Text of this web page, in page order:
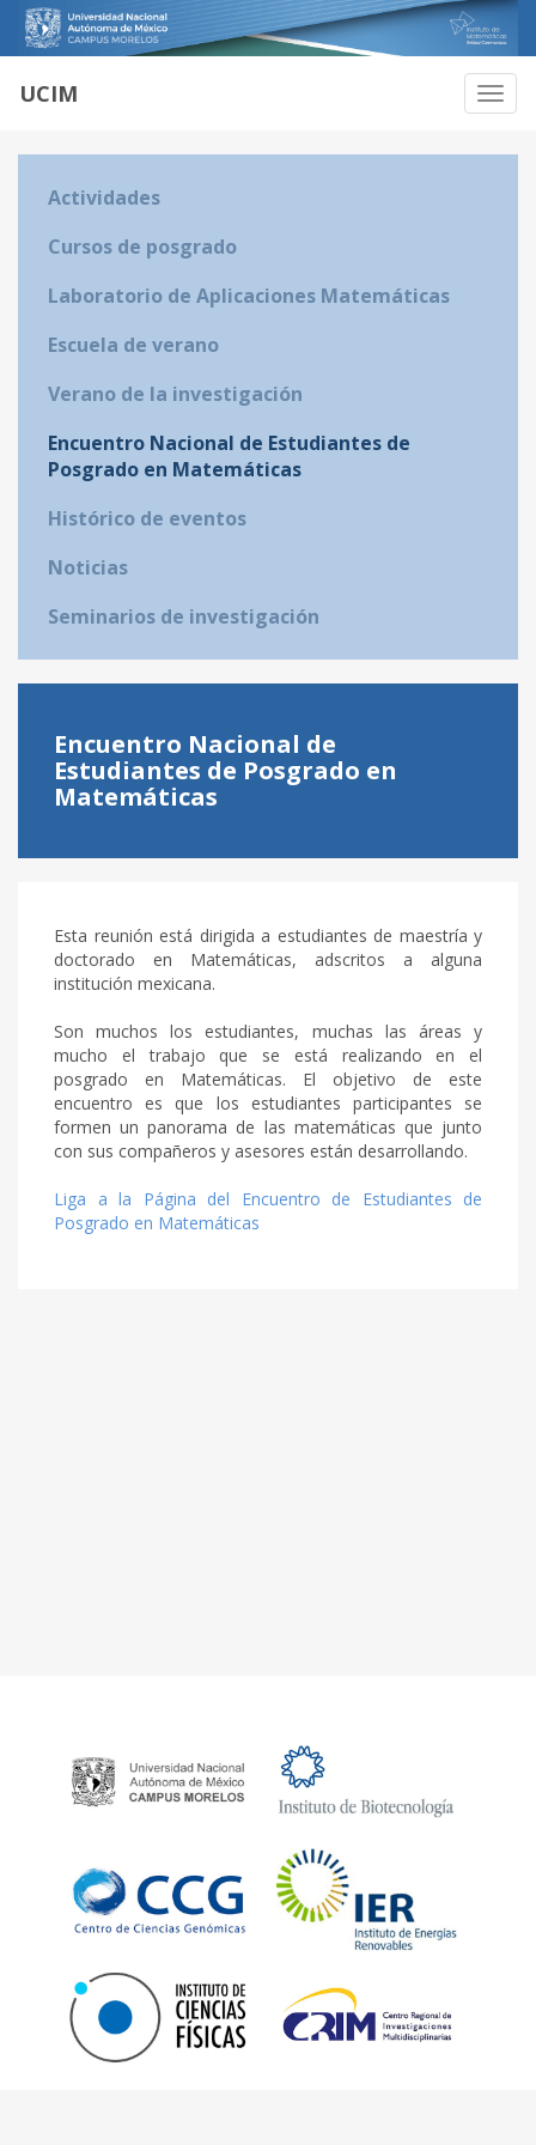
UCIM
Actividades
Cursos de posgrado
Laboratorio de Aplicaciones Matemáticas
Escuela de verano
Verano de la investigación
Encuentro Nacional de Estudiantes de
Posgrado en Matemáticas
Histórico de eventos
Noticias
Seminarios de investigación
Encuentro Nacional de
Estudiantes de Posgrado en
Matemáticas
Esta reunión está dirigida a estudiantes de maestría y
doctorado en Matemáticas, adscritos a alguna
institución mexicana.
Son muchos los estudiantes, muchas las áreas y
mucho el trabajo que se está realizando en el
posgrado en Matemáticas. El objetivo de este
encuentro es que los estudiantes participantes se
formen un panorama de las matemáticas que junto
con sus compañeros y asesores están desarrollando.
Liga a la Página del Encuentro de Estudiantes de
Posgrado en Matemáticas